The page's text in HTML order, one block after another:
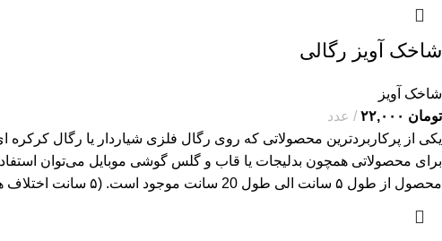
شاخک آویز رگالی
شاخک آویز
تومان
عدد
یکی از پرکاربردترین محصولاتی که روی رگال فلزی شیاردار یا رگال کرکره
محصول از طول ۵ سانت الی طول 20 سانت موجود است. (۵ سانت اختلاف هر سایز)